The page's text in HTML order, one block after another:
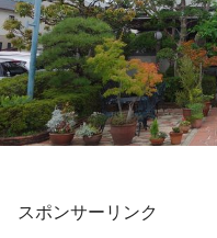
スポンサーリンク